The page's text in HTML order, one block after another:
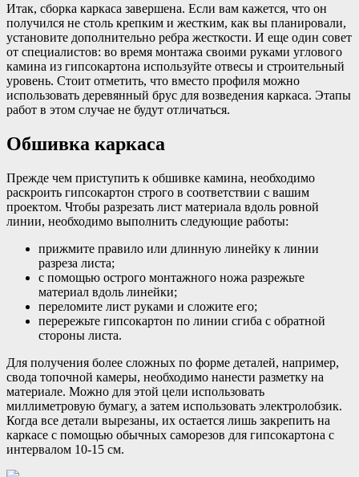
Итак, сборка каркаса завершена. Если вам кажется, что он
получился не столь крепким и жестким, как вы планировали,
установите дополнительно ребра жесткости. И еще один совет
от специалистов: во время монтажа своими руками углового
камина из гипсокартона используйте отвесы и строительный
уровень. Стоит отметить, что вместо профиля можно
использовать деревянный брус для возведения каркаса. Этапы
работ в этом случае не будут отличаться.
Обшивка каркаса
Прежде чем приступить к обшивке камина, необходимо
раскроить гипсокартон строго в соответствии с вашим
проектом. Чтобы разрезать лист материала вдоль ровной
линии, необходимо выполнить следующие работы:
прижмите правило или длинную линейку к линии
разреза листа;
с помощью острого монтажного ножа разрежьте
материал вдоль линейки;
переломите лист руками и сложите его;
перережьте гипсокартон по линии сгиба с обратной
стороны листа.
Для получения более сложных по форме деталей, например,
свода топочной камеры, необходимо нанести разметку на
материале. Можно для этой цели использовать
миллиметровую бумагу, а затем использовать электролобзик.
Когда все детали вырезаны, их остается лишь закрепить на
каркасе с помощью обычных саморезов для гипсокартона с
интервалом 10-15 см.